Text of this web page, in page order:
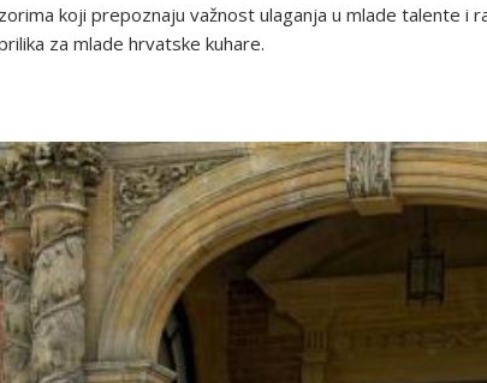
koji prepoznaju važnost ulaganja u mlade talente i
za mlade hrvatske kuhare.